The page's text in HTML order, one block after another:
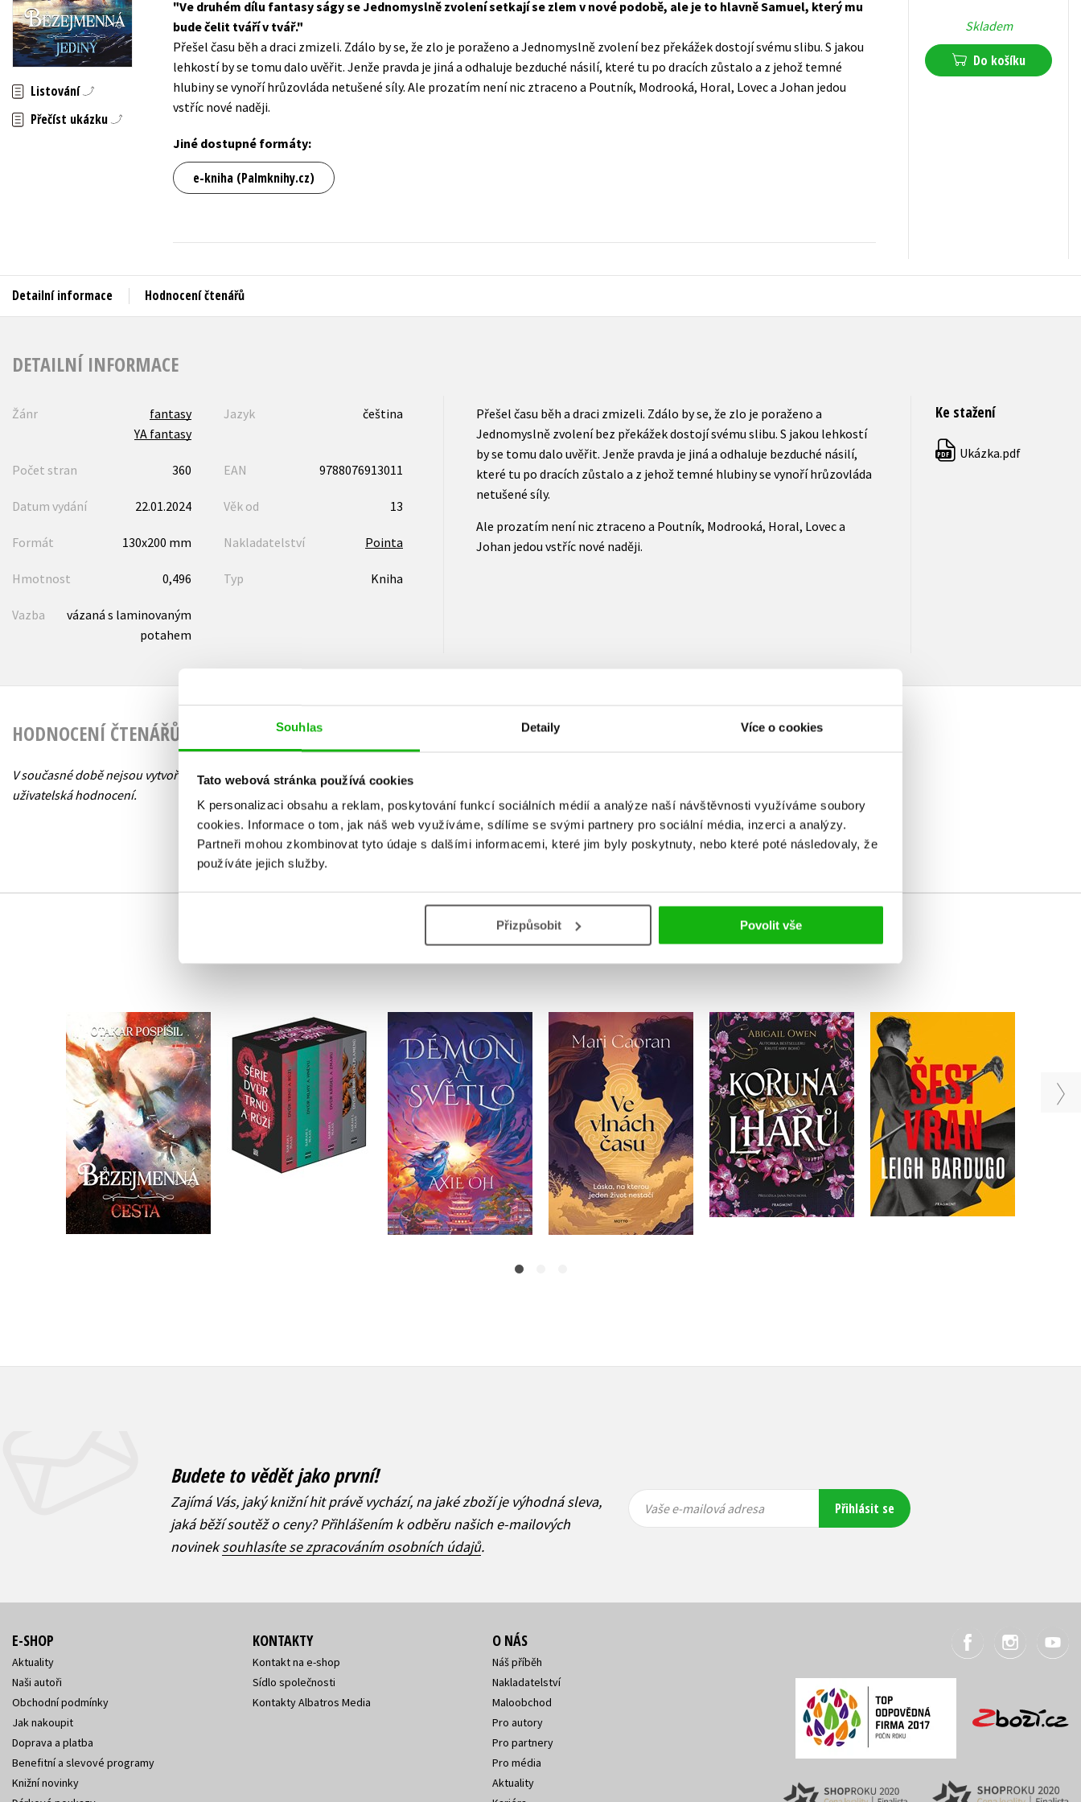
Souhlas Detaily Více o cookies
Tato webová stránka používá cookies
K personalizaci obsahu a reklam, poskytování funkcí sociálních médií a analýze naší návštěvnosti využíváme soubory
cookies. Informace o tom, jak náš web využíváme, sdílíme se svými partnery pro sociální média, inzerci a analýzy.
Partneři mohou zkombinovat tyto údaje s dalšími informacemi, které jim byly poskytnuty, nebo které poté následovaly, že
používáte jejich služby.
Přizpůsobit Povolit vše
Auto - moto
Beletrie pro děti
Beletrie pro dospělé
Byznys a ekonomie
Jazyky
Kariéra a osobní rozvoj
Populárně - naučná pro dospělé
Předškoláci
Příroda a zahrada
Zahraniční literatura
Zdraví a životní styl
Listování
Přečíst ukázku
Ve druhém dílu fantasy ságy se Jednomyslně zvolení setkají se zlem v nové podobě, ale je to hlavně Samuel, který mu
bude čelit tváří v tvář.
Přešel času běh a draci zmizeli. Zdálo by se, že zlo je poraženo a Jednomyslně zvolení bez překážek dostojí svému slibu. S jakou
lehkostí by se tomu dalo uvěřit. Jenže pravda je jiná a odhaluje bezduché násilí, které tu po dracích zůstalo a z jehož temné
hlubiny se vynoří hrůzovláda netušené síly. Ale prozatím není nic ztraceno a Poutník, Modrooká, Horal, Lovec a Johan jedou
vstříc nové naději.
Jiné dostupné formáty:
e-kniha (Palmknihy.cz)
Skladem
Do košíku
Detailní informace Hodnocení čtenářů
DETAILNÍ INFORMACE
Žánr
fantasy
YA fantasy
Jazyk čeština
Počet stran 360 EAN 9788076913011
Datum vydání 22.01.2024 Věk od 13
Formát 130x200 mm Nakladatelství Pointa
Hmotnost 0,496 Typ Kniha
Vazba
vázaná s laminovaným
potahem
Přešel času běh a draci zmizeli. Zdálo by se, že zlo je poraženo a
Jednomyslně zvolení bez překážek dostojí svému slibu. S jakou lehkostí
by se tomu dalo uvěřit. Jenže pravda je jiná a odhaluje bezduché násilí,
které tu po dracích zůstalo a z jehož temné hlubiny se vynoří hrůzovláda
netušené síly.
Ale prozatím není nic ztraceno a Poutník, Modrooká, Horal, Lovec a
Johan jedou vstříc nové naději.
Ke stažení
PDF Ukázka.pdf
HODNOCENÍ ČTENÁŘŮ
V současné době nejsou vytvořena žádná
uživatelská hodnocení.
Vaše hodnocení
Uživatelskou recenzi mohou vkládat pouze registrovaní uživatelé
Přihlásit
MOHLO BY VÁS TAKÉ ZAJÍMAT
Bezejmenná: Cesta
Otakar Pospíšil
Do košíku
399 Kč
319 Kč
Dvůr trnů a růží - box 1-
4
Sarah J. Maas
Do košíku
Démon a Světlo
Axie Oh
Do košíku
499 Kč
399 Kč
Ve vlnách času
Mari Caoran
Do košíku
469 Kč
375 Kč
Koruna lhářů
Abigail Owen
Do košíku
469 Kč
375 Kč
Šest vran (brož.)
Leigh Bardugo
Do košíku
569 Kč
455 Kč
Budete to vědět jako první!
Zajímá Vás, jaký knižní hit právě vychází, na jaké zboží je výhodná sleva,
jaká běží soutěž o ceny? Přihlášením k odběru našich e-mailových
novineksouhlasíte se zpracováním osobních údajů.
mailová
mailová
Vaše e-mailová adresa Přihlásit se
E-SHOP
Aktuality
Naši autoři
Obchodní podmínky
Jak nakoupit
Doprava a platba
Benefitní a slevové programy
Knižní novinky
KONTAKTY
Kontakt na e-shop
Sídlo společnosti
Kontakty Albatros Media
O NÁS
Náš příběh
Nakladatelství
Maloobchod
Pro autory
Pro partnery
Pro média
Aktuality